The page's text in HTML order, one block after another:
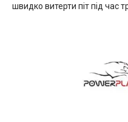
швидко витерти піт під час